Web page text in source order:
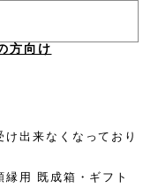
方向け
出来なくなっており
用 既成箱・ギフト